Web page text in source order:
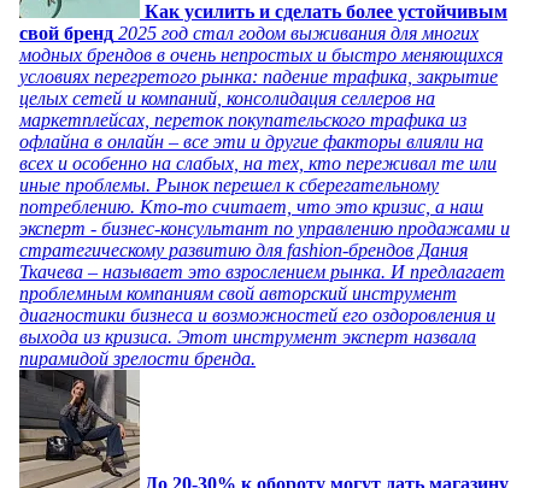
Как усилить и сделать более устойчивым
свой бренд 2025 год стал годом выживания для многих
модных брендов в очень непростых и быстро меняющихся
условиях перегретого рынка: падение трафика, закрытие
целых сетей и компаний, консолидация селлеров на
маркетплейсах, переток покупательского трафика из
офлайна в онлайн – все эти и другие факторы влияли на
всех и особенно на слабых, на тех, кто переживал те или
иные проблемы. Рынок перешел к сберегательному
потреблению. Кто-то считает, что это кризис, а наш
эксперт - бизнес-консультант по управлению продажами и
стратегическому развитию для fashion-брендов Дания
Ткачева – называет это взрослением рынка. И предлагает
проблемным компаниям свой авторский инструмент
диагностики бизнеса и возможностей его оздоровления и
выхода из кризиса. Этот инструмент эксперт назвала
пирамидой зрелости бренда.